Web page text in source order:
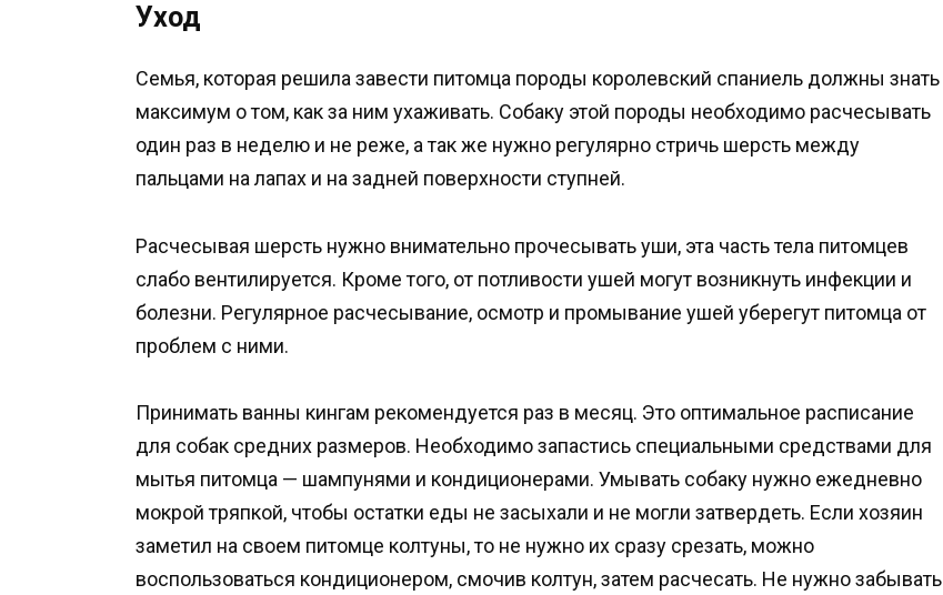
Уход
Семья, которая решила завести питомца породы королевский спаниель должны знать
максимум о том, как за ним ухаживать. Собаку этой породы необходимо расчесывать
один раз в неделю и не реже, а так же нужно регулярно стричь шерсть между
пальцами на лапах и на задней поверхности ступней.
Расчесывая шерсть нужно внимательно прочесывать уши, эта часть тела питомцев
слабо вентилируется. Кроме того, от потливости ушей могут возникнуть инфекции и
болезни. Регулярное расчесывание, осмотр и промывание ушей уберегут питомца от
проблем с ними.
Принимать ванны кингам рекомендуется раз в месяц. Это оптимальное расписание
для собак средних размеров. Необходимо запастись специальными средствами для
мытья питомца — шампунями и кондиционерами. Умывать собаку нужно ежедневно
мокрой тряпкой, чтобы остатки еды не засыхали и не могли затвердеть. Если хозяин
заметил на своем питомце колтуны, то не нужно их сразу срезать, можно
воспользоваться кондиционером, смочив колтун, затем расчесать. Не нужно забывать